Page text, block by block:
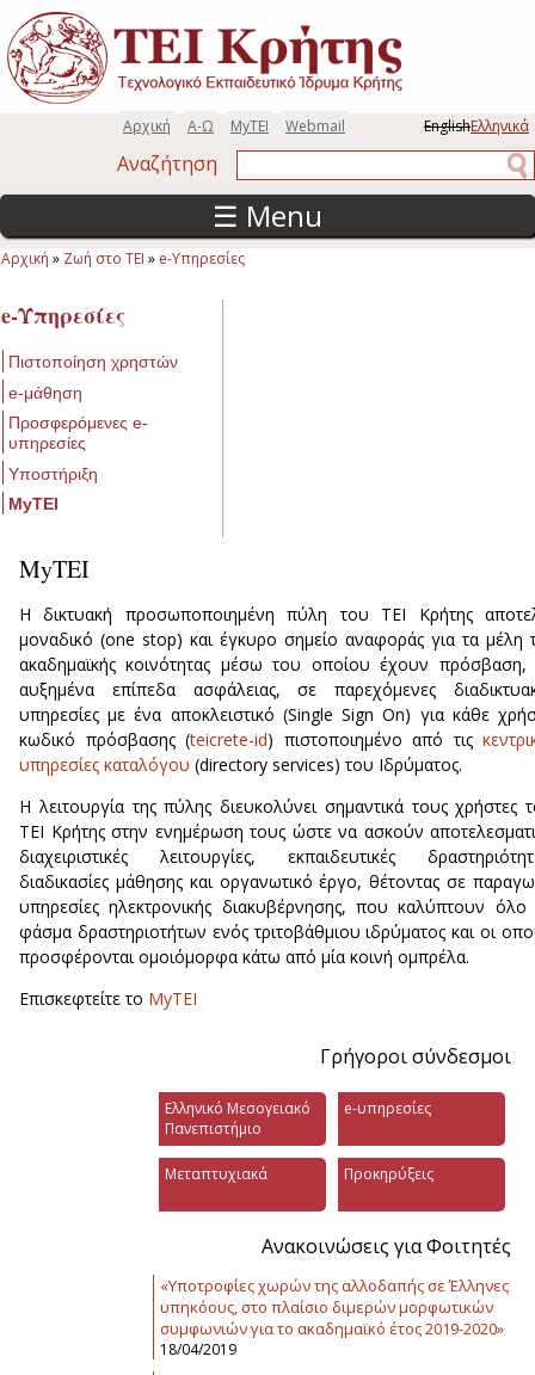
Παράκαμψη προς το κυρίως περιεχόμενο
EnglishΕλληνικά
Webmail
MyTEI
Α-Ω
Αρχική
Αναζήτηση
☰ Menu
Αρχική » Ζωή στο ΤΕΙ » e-Υπηρεσίες
e-Υπηρεσίες
Πιστοποίηση χρηστών
e-μάθηση
Προσφερόμενες e-
υπηρεσίες
Υποστήριξη
MyTEI
MyTEI
Η δικτυακή προσωποποιημένη πύλη του ΤΕΙ Κρήτης
μοναδικό (one stop) και έγκυρο σημείο αναφοράς για τα μέλη
ακαδημαϊκής κοινότητας μέσω του οποίου έχουν πρόσβαση,
αυξημένα επίπεδα ασφάλειας, σε παρεχόμενες
υπηρεσίες με ένα αποκλειστικό (Single Sign On) για κάθε
κωδικό πρόσβασης (teicrete-id) πιστοποιημένο από τις
υπηρεσίες καταλόγου (directory services) του Ιδρύματος.
Η λειτουργία της πύλης διευκολύνει σημαντικά τους χρήστες
ΤΕΙ Κρήτης στην ενημέρωση τους ώστε να ασκoύν
διαχειριστικές λειτουργίες, εκπαιδευτικές
διαδικασίες μάθησης και οργανωτικό έργο, θέτοντας σε
υπηρεσίες ηλεκτρονικής διακυβέρνησης, που καλύπτουν όλο
φάσμα δραστηριοτήτων ενός τριτοβάθμιου ιδρύματος και οι
προσφέρονται ομοιόμορφα κάτω από μία κοινή ομπρέλα.
Επισκεφτείτε το MyTEI
Γρήγοροι σύνδεσμοι
Ελληνικό Μεσογειακό
Πανεπιστήμιο
e-υπηρεσίες
Μεταπτυχιακά Προκηρύξεις
Ανακοινώσεις για Φοιτητές
«Υποτροφίες χωρών της αλλοδαπής σε Έλληνες
υπηκόους, στο πλαίσιο διμερών μορφωτικών
συμφωνιών για το ακαδημαϊκό έτος 2019-2020»
18/04/2019